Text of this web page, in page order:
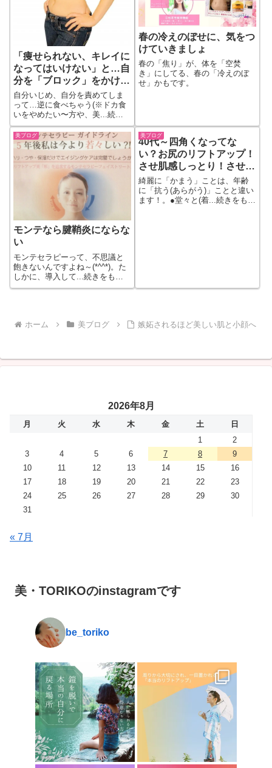
「痩せられない、キレイに
なってはいけない」と…自
分を「ブロック」をかけて
太らせてる女性。
自分いじめ、自分を責めてしま
って…逆に食べちゃう(※ドカ食
いをやめたい〜方や、美...続き
をもっと見る
春の冷えのぼせに、気をつ
けていきましょ
春の「焦り」が、体を「空焚
き」にしてる、春の「冷えのぼ
せ」かもです。
美ブログ
モンテなら腱鞘炎にならな
い
モンテセラピーって、不思議と
飽きないんですよね～(*^^*)。た
しかに、導入して...続きをもっ
と見る
美ブログ
40代～四角くなってな
い？お尻のリフトアップ！
させ肌感しっとり！させる
には
綺麗に「かまう」ことは、年齢
に「抗う(あらがう)」ことと違い
ます！。●堂々と(着...続きをもっ
ホーム 美ブログ 嫉妬されるほど美しい肌と小顔へ
2026年8月
月 火 水 木 金 土
日
1
2
3
4 5 6 7 8
9
10
11 12 13 14 15
16
17
18 19 20 21 22
23
24
25 26 27 28 29
30
31
« 7月
美・TORIKOのinstagramです
be_toriko